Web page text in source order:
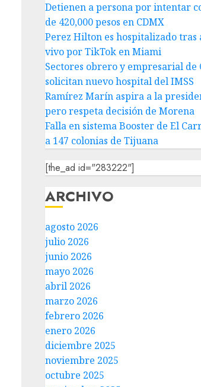
Detienen a persona por intentar
de 420,000 pesos en CDMX
Perez Hilton es hospitalizado tras
vivo por TikTok en Miami
Sectores obrero y empresarial de
solicitan nuevo hospital del IMSS
Ramírez Marín aspira a la
pero respeta decisión de Morena
Falla en sistema Booster de El
a 147 colonias de Tijuana
[the_ad id="283222"]
ARCHIVO
agosto 2026
julio 2026
junio 2026
mayo 2026
abril 2026
marzo 2026
febrero 2026
enero 2026
diciembre 2025
noviembre 2025
octubre 2025